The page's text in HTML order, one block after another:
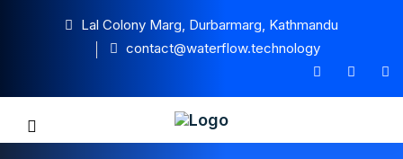
Lal Colony Marg, Durbarmarg, Kathmandu
contact@waterflow.technology